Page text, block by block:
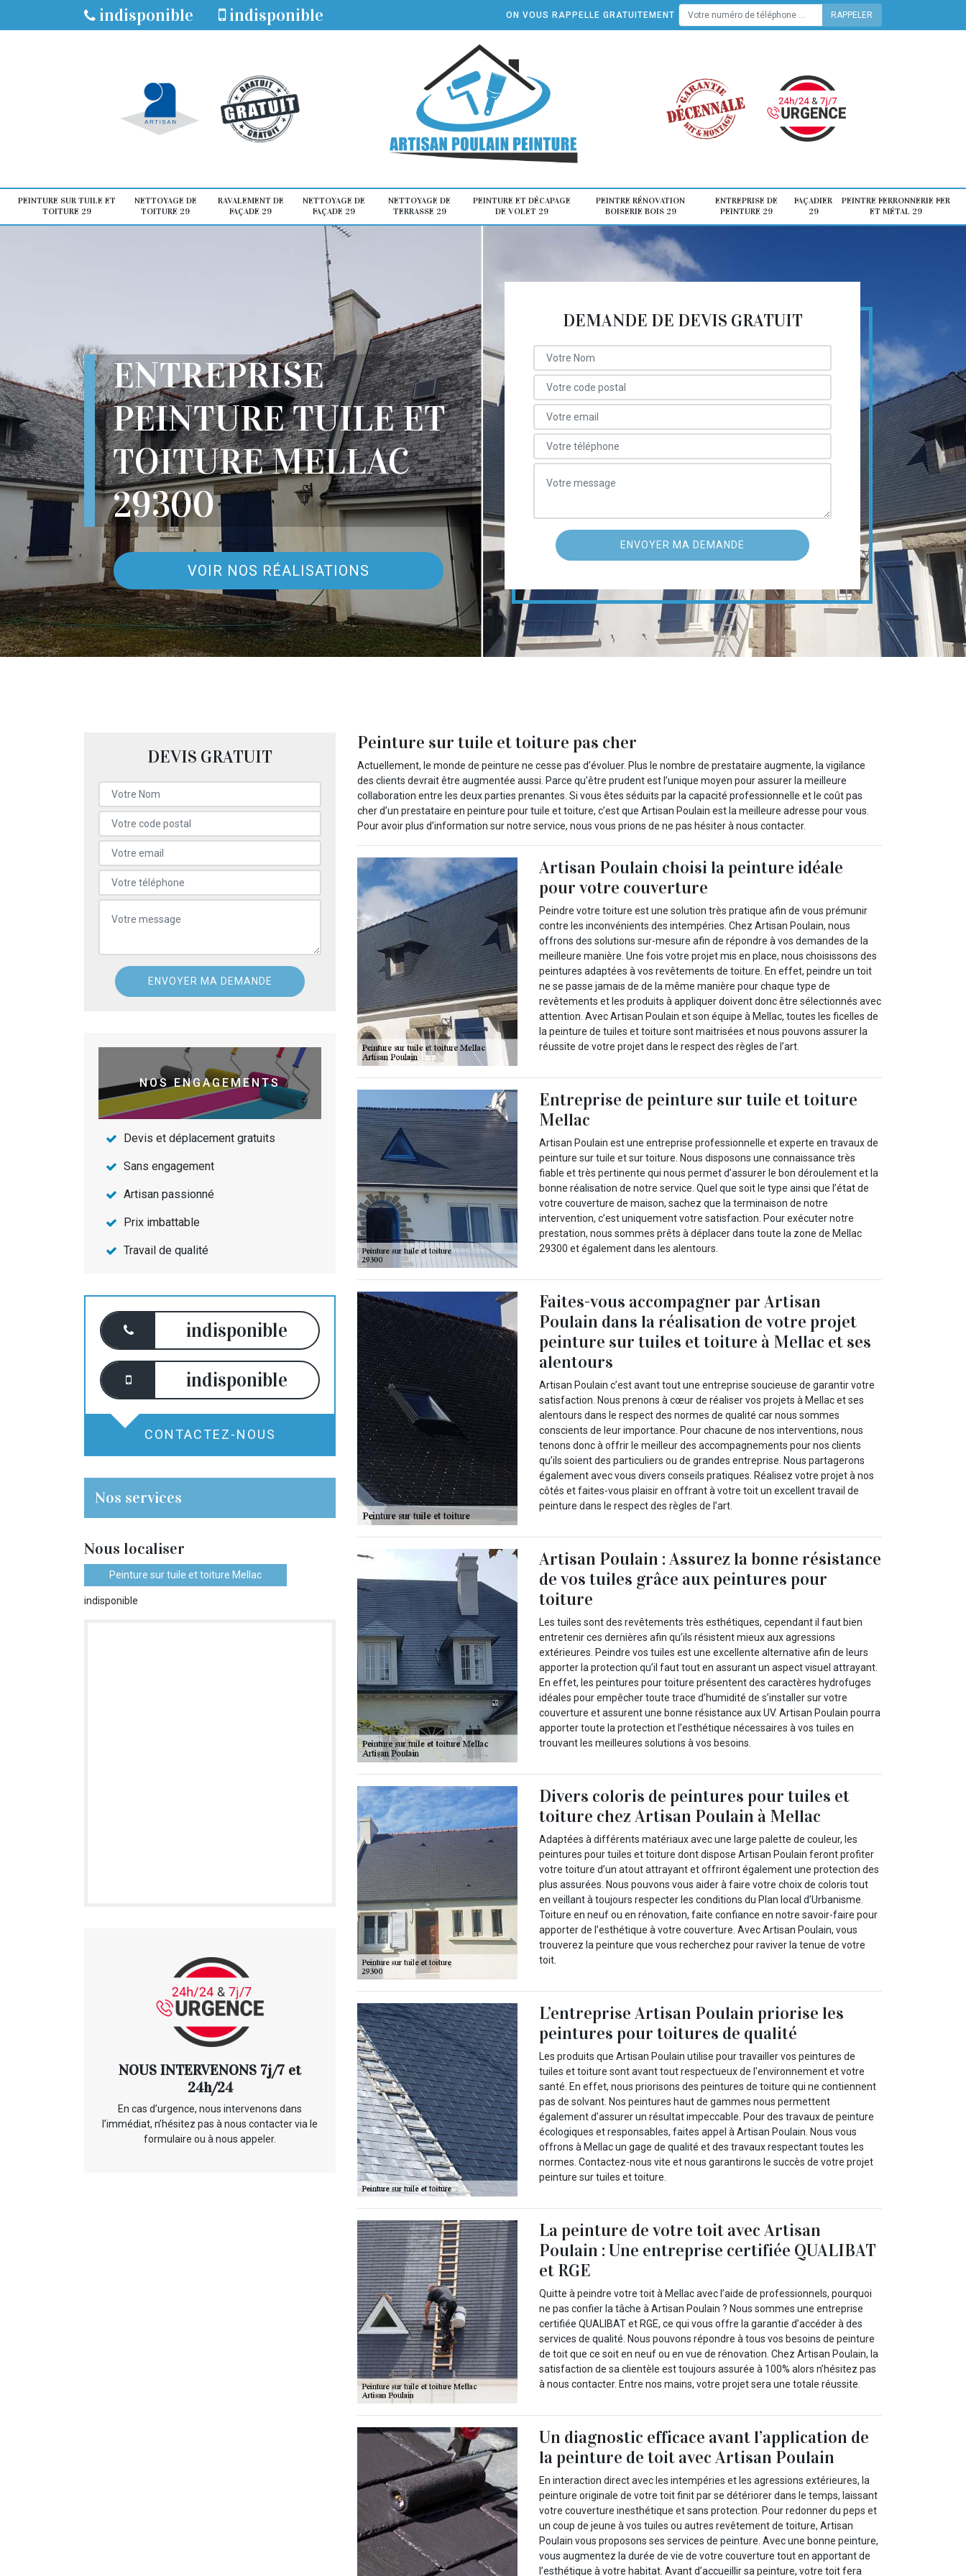
indisponible indisponible ON VOUS RAPPELLE GRATUITEMENT
PEINTURE SUR TUILE ET
TOITURE 29
NETTOYAGE DE
TOITURE 29
RAVALEMENT DE
FAÇADE 29
NETTOYAGE DE
FAÇADE 29
NETTOYAGE DE
TERRASSE 29
PEINTURE ET DÉCAPAGE
DE VOLET 29
PEINTRE RÉNOVATION
BOISERIE BOIS 29
ENTREPRISE DE
PEINTURE 29
FAÇADIER
29
PEINTRE FERRONNERIE FER
ET MÉTAL 29
ENTREPRISE
PEINTURE TUILE ET
TOITURE MELLAC
29300
VOIR NOS RÉALISATIONS
DEMANDE DE DEVIS GRATUIT
DEVIS GRATUIT
NOS ENGAGEMENTS
Devis et déplacement gratuits
Sans engagement
Artisan passionné
Prix imbattable
Travail de qualité
indisponible
indisponible
CONTACTEZ-NOUS
Nos services
Nous localiser
Peinture sur tuile et toiture Mellac
indisponible
NOUS INTERVENONS 7j/7 et
24h/24
En cas d’urgence, nous intervenons dans
l’immédiat, n’hésitez pas à nous contacter via le
formulaire ou à nous appeler.
Peinture sur tuile et toiture pas cher
Actuellement, le monde de peinture ne cesse pas d’évoluer. Plus le nombre de prestataire augmente, la vigilance
des clients devrait être augmentée aussi. Parce qu’être prudent est l’unique moyen pour assurer la meilleure
collaboration entre les deux parties prenantes. Si vous êtes séduits par la capacité professionnelle et le coût pas
cher d’un prestataire en peinture pour tuile et toiture, c’est que Artisan Poulain est la meilleure adresse pour vous.
Pour avoir plus d’information sur notre service, nous vous prions de ne pas hésiter à nous contacter.
Artisan Poulain choisi la peinture idéale
pour votre couverture
Peindre votre toiture est une solution très pratique afin de vous prémunir
contre les inconvénients des intempéries. Chez Artisan Poulain, nous
offrons des solutions sur-mesure afin de répondre à vos demandes de la
meilleure manière. Une fois votre projet mis en place, nous choisissons des
peintures adaptées à vos revêtements de toiture. En effet, peindre un toit
ne se passe jamais de de la même manière pour chaque type de
revêtements et les produits à appliquer doivent donc être sélectionnés avec
attention. Avec Artisan Poulain et son équipe à Mellac, toutes les ficelles de
la peinture de tuiles et toiture sont maitrisées et nous pouvons assurer la
réussite de votre projet dans le respect des règles de l’art.
Entreprise de peinture sur tuile et toiture
Mellac
Artisan Poulain est une entreprise professionnelle et experte en travaux de
peinture sur tuile et sur toiture. Nous disposons une connaissance très
fiable et très pertinente qui nous permet d’assurer le bon déroulement et la
bonne réalisation de notre service. Quel que soit le type ainsi que l’état de
votre couverture de maison, sachez que la terminaison de notre
intervention, c’est uniquement votre satisfaction. Pour exécuter notre
prestation, nous sommes prêts à déplacer dans toute la zone de Mellac
29300 et également dans les alentours.
Faites-vous accompagner par Artisan
Poulain dans la réalisation de votre projet
peinture sur tuiles et toiture à Mellac et ses
alentours
Artisan Poulain c’est avant tout une entreprise soucieuse de garantir votre
satisfaction. Nous prenons à cœur de réaliser vos projets à Mellac et ses
alentours dans le respect des normes de qualité car nous sommes
conscients de leur importance. Pour chacune de nos interventions, nous
tenons donc à offrir le meilleur des accompagnements pour nos clients
qu’ils soient des particuliers ou de grandes entreprise. Nous partagerons
également avec vous divers conseils pratiques. Réalisez votre projet à nos
côtés et faites-vous plaisir en offrant à votre toit un excellent travail de
peinture dans le respect des règles de l’art.
Artisan Poulain : Assurez la bonne résistance
de vos tuiles grâce aux peintures pour
toiture
Les tuiles sont des revêtements très esthétiques, cependant il faut bien
entretenir ces dernières afin qu’ils résistent mieux aux agressions
extérieures. Peindre vos tuiles est une excellente alternative afin de leurs
apporter la protection qu’il faut tout en assurant un aspect visuel attrayant.
En effet, les peintures pour toiture présentent des caractères hydrofuges
idéales pour empêcher toute trace d’humidité de s’installer sur votre
couverture et assurent une bonne résistance aux UV. Artisan Poulain pourra
apporter toute la protection et l’esthétique nécessaires à vos tuiles en
trouvant les meilleures solutions à vos besoins.
Divers coloris de peintures pour tuiles et
toiture chez Artisan Poulain à Mellac
Adaptées à différents matériaux avec une large palette de couleur, les
peintures pour tuiles et toiture dont dispose Artisan Poulain feront profiter
votre toiture d’un atout attrayant et offriront également une protection des
plus assurées. Nous pouvons vous aider à faire votre choix de coloris tout
en veillant à toujours respecter les conditions du Plan local d’Urbanisme.
Toiture en neuf ou en rénovation, faite confiance en notre savoir-faire pour
apporter de l’esthétique à votre couverture. Avec Artisan Poulain, vous
trouverez la peinture que vous recherchez pour raviver la tenue de votre
toit.
L’entreprise Artisan Poulain priorise les
peintures pour toitures de qualité
Les produits que Artisan Poulain utilise pour travailler vos peintures de
tuiles et toiture sont avant tout respectueux de l'environnement et votre
santé. En effet, nous priorisons des peintures de toiture qui ne contiennent
pas de solvant. Nos peintures haut de gammes nous permettent
également d’assurer un résultat impeccable. Pour des travaux de peinture
écologiques et responsables, faites appel à Artisan Poulain. Nous vous
offrons à Mellac un gage de qualité et des travaux respectant toutes les
normes. Contactez-nous vite et nous garantirons le succès de votre projet
peinture sur tuiles et toiture.
La peinture de votre toit avec Artisan
Poulain : Une entreprise certifiée QUALIBAT
et RGE
Quitte à peindre votre toit à Mellac avec l’aide de professionnels, pourquoi
ne pas confier la tâche à Artisan Poulain ? Nous sommes une entreprise
certifiée QUALIBAT et RGE, ce qui vous offre la garantie d’accéder à des
services de qualité. Nous pouvons répondre à tous vos besoins de peinture
de toit que ce soit en neuf ou en vue de rénovation. Chez Artisan Poulain, la
satisfaction de sa clientèle est toujours assurée à 100% alors n’hésitez pas
à nous contacter. Entre nos mains, votre projet sera une totale réussite.
Un diagnostic efficace avant l’application de
la peinture de toit avec Artisan Poulain
En interaction direct avec les intempéries et les agressions extérieures, la
peinture originale de votre toit finit par se détériorer dans le temps, laissant
votre couverture inesthétique et sans protection. Pour redonner du peps et
un coup de jeune à vos tuiles ou autres revêtement de toiture, Artisan
Poulain vous proposons ses services de peinture. Avec une bonne peinture,
vous augmentez la durée de vie de votre couverture tout en apportant de
l’esthétique à votre habitat. Avant d’accueillir sa peinture, votre toit fera